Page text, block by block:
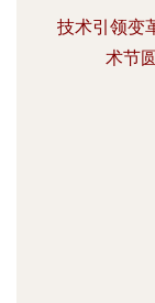
技术引领变
术节